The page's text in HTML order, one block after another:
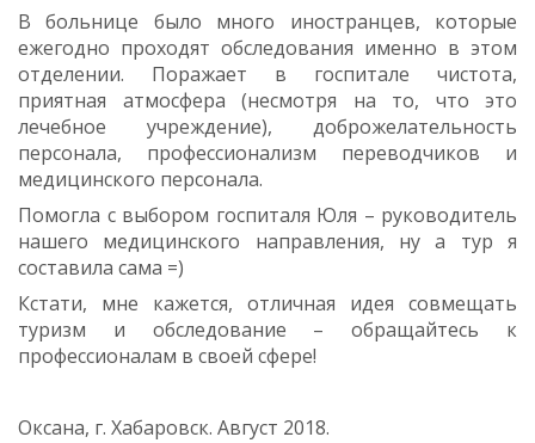
В больнице было много иностранцев, которые
ежегодно проходят обследования именно в этом
отделении. Поражает в госпитале чистота,
приятная атмосфера (несмотря на то, что это
лечебное учреждение), доброжелательность
персонала, профессионализм переводчиков и
медицинского персонала.
Помогла с выбором госпиталя Юля – руководитель
нашего медицинского направления, ну а тур я
составила сама =)
Кстати, мне кажется, отличная идея совмещать
туризм и обследование – обращайтесь к
профессионалам в своей сфере!
Оксана, г. Хабаровск. Август 2018.